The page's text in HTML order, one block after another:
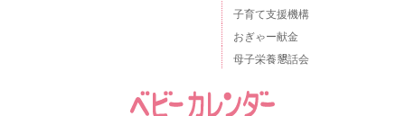
子育て支援機構
おぎゃー献金
母子栄養懇話会